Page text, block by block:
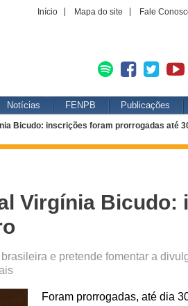
Início Mapa do site Fale
Notícias FENPB Publicações
Bicudo: inscrições foram prorrogadas até
Virgínia
e pretende fomentar a
Foram prorrogadas, até dia